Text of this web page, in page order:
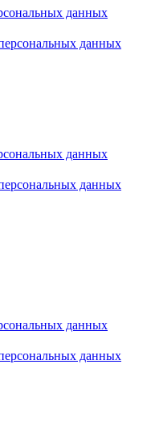
данных
данных
данных
данных
данных
данных